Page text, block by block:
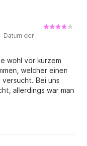
Datum der
wohl vor kurzem
welcher einen
Bei uns
allerdings war man